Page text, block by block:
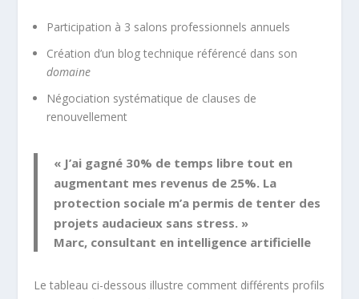
Participation à 3 salons professionnels annuels
Création d’un blog technique référencé dans son
domaine
Négociation systématique de clauses de
renouvellement
« J’ai gagné 30% de temps libre tout en
augmentant mes revenus de 25%. La
protection sociale m’a permis de tenter des
projets audacieux sans stress. »
Marc, consultant en intelligence artificielle
Le tableau ci-dessous illustre comment différents profils